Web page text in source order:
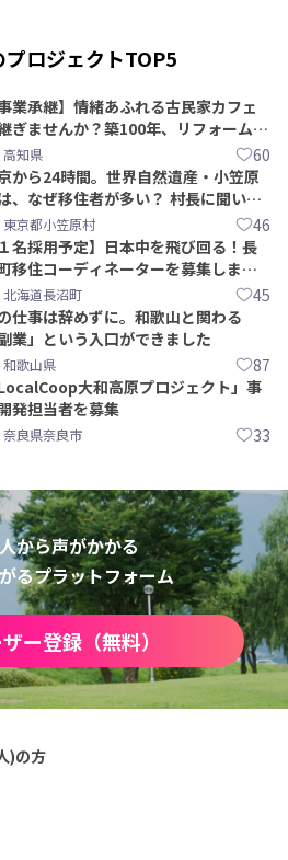
プロジェクトTOP5
事業承継】情緒あふれる古民家カフェ
ぎませんか？築100年、リフォームか
10年！
高知県 60
から24時間。世界自然遺産・小笠原
、なぜ移住者が多い？ 村長に聞いて
東京都小笠原村 46
１名採用予定】日本中を飛び回る！長
移住コーディネーターを募集しま
北海道長沼町 45
仕事は辞めずに。和歌山と関わる
副業」という入口ができました
和歌山県 87
LocalCoop大和高原プロジェクト」事
発担当者を募集
奈良県奈良市 33
から声がかかる
るプラットフォーム
ー登録（無料）
)の方